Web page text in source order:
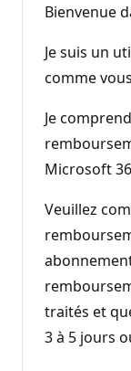
Bienvenue
Je suis un
comme
Je
Microsoft
Veuillez
traités et
3 à 5 jours